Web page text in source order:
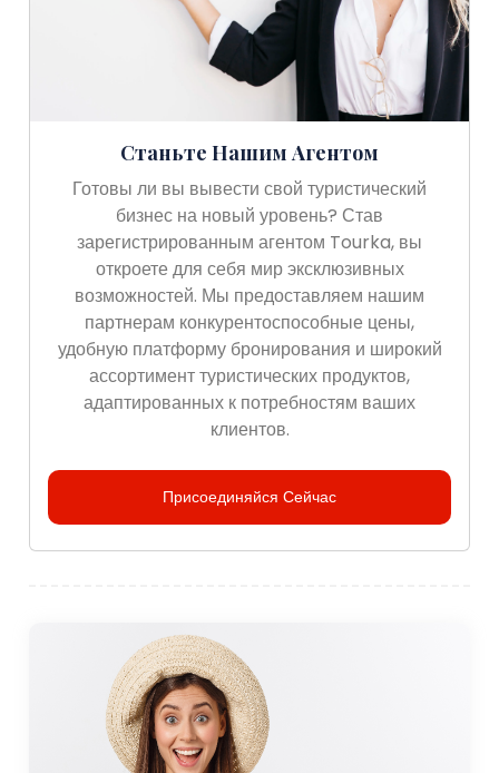
Станьте Нашим Агентом
Готовы ли вы вывести свой туристический
бизнес на новый уровень? Став
зарегистрированным агентом Tourka, вы
откроете для себя мир эксклюзивных
возможностей. Мы предоставляем нашим
партнерам конкурентоспособные цены,
удобную платформу бронирования и широкий
ассортимент туристических продуктов,
адаптированных к потребностям ваших
клиентов.
Присоединяйся Сейчас